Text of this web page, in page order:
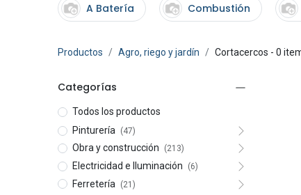
A Batería Combustión
Productos Agro, riego y jardín Cortacercos - 0
Categorías
Todos los productos
Pinturería
(47)
Obra y construcción (213)
Electricidad e Iluminación (6)
Ferretería (21)